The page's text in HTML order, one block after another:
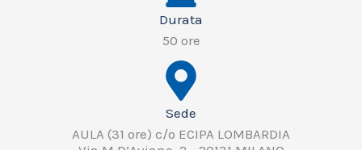
Durata
50 ore
Sede
AULA (31 ore) c/o ECIPA LOMBARDIA